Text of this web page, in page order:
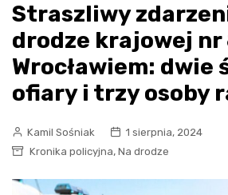
Straszliwy
drodze krajowej nr
Wrocławiem: dwie
ofiary i trzy osoby
Kamil Sośniak
1 sierpnia, 2024
Kronika policyjna, Na drodze